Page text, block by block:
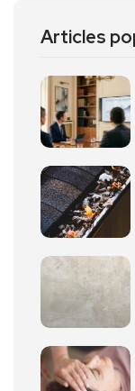
Articles